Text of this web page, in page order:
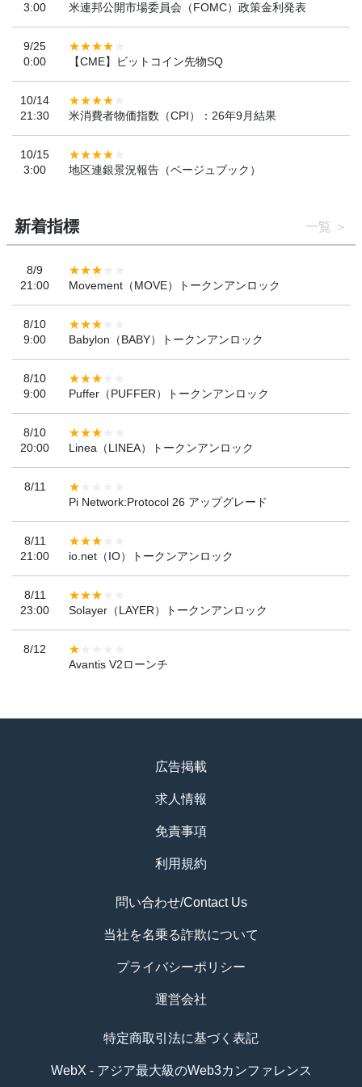
3:00
米連邦公開市場委員会（FOMC）政策金利発表
9/25
0:00
【CME】ビットコイン先物SQ
10/14
21:30
米消費者物価指数（CPI）：26年9月結果
10/15
3:00
地区連銀景況報告（ベージュブック）
新着指標 一覧
8/9
21:00
Movement（MOVE）トークンアンロック
8/10
9:00
Babylon（BABY）トークンアンロック
8/10
9:00
Puffer（PUFFER）トークンアンロック
8/10
20:00
Linea（LINEA）トークンアンロック
8/11
Pi Network:Protocol 26 アップグレード
8/11
21:00
io.net（IO）トークンアンロック
8/11
23:00
Solayer（LAYER）トークンアンロック
8/12
Avantis V2ローンチ
広告掲載
求人情報
免責事項
利用規約
問い合わせ/Contact Us
当社を名乗る詐欺について
プライバシーポリシー
運営会社
特定商取引法に基づく表記
WebX - アジア最大級のWeb3カンファレンス